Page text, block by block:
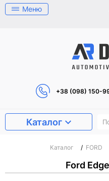
Меню
+38 (098) 150-
Каталог
Каталог / FORD
Ford